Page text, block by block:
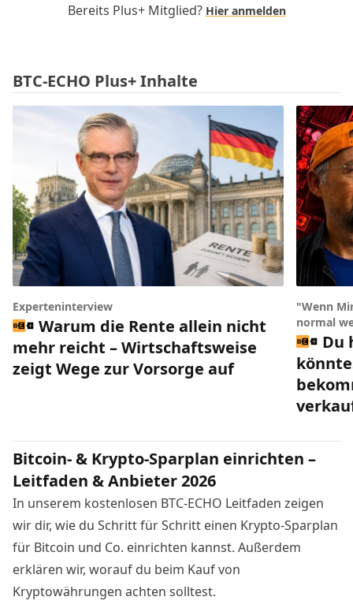
Bereits Plus+ Mitglied? Hier anmelden
BTC-ECHO Plus+ Inhalte
Experteninterview
Warum die Rente allein nicht
mehr reicht – Wirtschaftsweise
zeigt Wege zur Vorsorge auf
"Wenn
normal
Du
Bitcoin- & Krypto-Sparplan einrichten –
Leitfaden & Anbieter 2026
In unserem kostenlosen BTC-ECHO Leitfaden zeigen
wir dir, wie du Schritt für Schritt einen Krypto-Sparplan
für Bitcoin und Co. einrichten kannst. Außerdem
erklären wir, worauf du beim Kauf von
Kryptowährungen achten solltest.